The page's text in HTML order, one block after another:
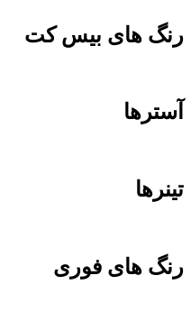
رنگ های بیس کت
آسترها
تینرها
رنگ های فوری